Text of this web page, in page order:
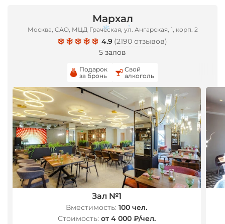
Мархал
Москва, САО, МЦД Грачёская, ул. Ангарская, 1, корп. 2
4.9 (2190 отзывов)
5 залов
Подарок
за бронь
Свой
алкоголь
Зал №1
Вместимость: 100 чел.
Стоимость: от 4 000 ₽/чел.
*